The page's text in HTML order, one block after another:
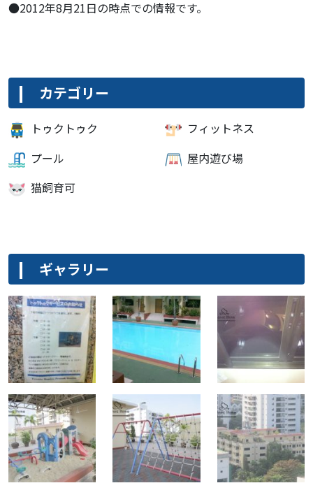
●2012年8月21日の時点での情報です。
カテゴリー
トゥクトゥク
フィットネス
プール
屋内遊び場
猫飼育可
ギャラリー